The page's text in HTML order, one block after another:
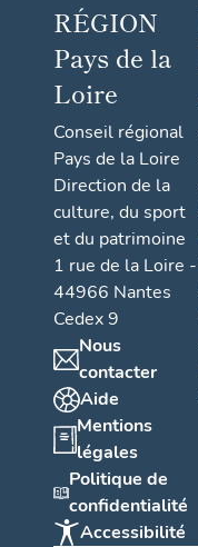
RÉGION
Pays de la
Loire
Conseil régional
Pays de la Loire
Direction de la
culture, du sport
et du patrimoine
1 rue de la Loire -
44966 Nantes
Cedex 9
Nous
contacter
Aide
Mentions
légales
Politique de
confidentialité
Accessibilité